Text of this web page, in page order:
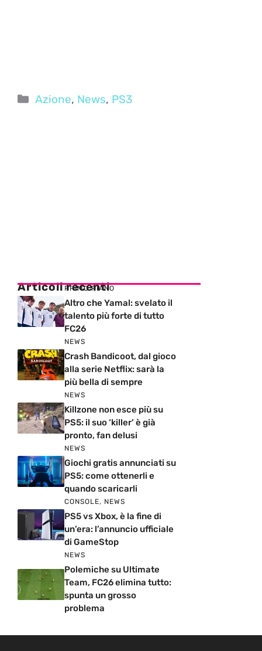
Categorie
Azione, News, PS3
Articoli recenti
PRIMO PIANO
Altro che Yamal: svelato il
talento più forte di tutto
FC26
NEWS
Crash Bandicoot, dal gioco
alla serie Netflix: sarà la
più bella di sempre
NEWS
Killzone non esce più su
PS5: il suo ‘killer’ è già
pronto, fan delusi
NEWS
Giochi gratis annunciati su
PS5: come ottenerli e
quando scaricarli
CONSOLE, NEWS
PS5 vs Xbox, è la fine di
un’era: l’annuncio ufficiale
di GameStop
NEWS
Polemiche su Ultimate
Team, FC26 elimina tutto:
spunta un grosso
problema